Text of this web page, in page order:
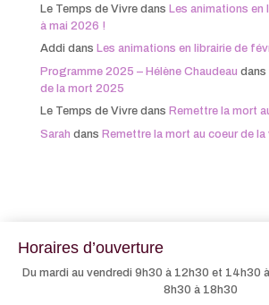
Le Temps de Vivredans Les animations en
à mai 2026 !
Addi dans Les animations en librairie de
Programme 2025 – Hélène Chaudeau dans
de la mort 2025
Le Temps de Vivredans Remettre la mort
Sarah dans Remettre la mort au coeur de la
Horaires d’ouverture
Du mardi au vendredi 9h30 à 12h30 et 14h30
8h30 à 18h30